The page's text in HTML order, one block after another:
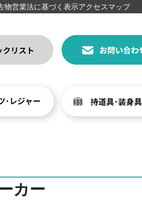
物営業法に基づく表示アクセスマップ
カー